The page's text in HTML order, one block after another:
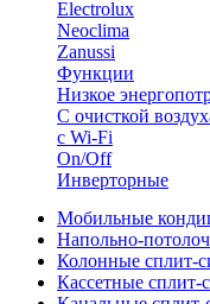
Electrolux
Neoclima
Zanussi
Функции
Низкое
С очисткой
с Wi-Fi
On/Off
Инверторные
Мобильные
Напольно-
Колонные ​​сплит-
Кассетные сплит-